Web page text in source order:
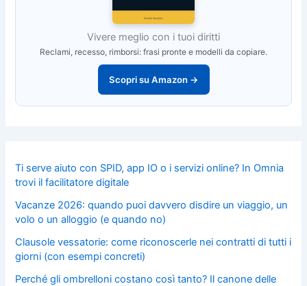
Vivere meglio con i tuoi diritti
Reclami, recesso, rimborsi: frasi pronte e modelli da copiare.
Scopri su Amazon →
Ti serve aiuto con SPID, app IO o i servizi online? In Omnia
trovi il facilitatore digitale
Vacanze 2026: quando puoi davvero disdire un viaggio, un
volo o un alloggio (e quando no)
Clausole vessatorie: come riconoscerle nei contratti di tutti i
giorni (con esempi concreti)
Perché gli ombrelloni costano così tanto? Il canone delle